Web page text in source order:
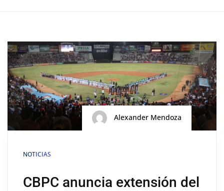
Alexander Mendoza
NOTICIAS
CBPC anuncia extensión del